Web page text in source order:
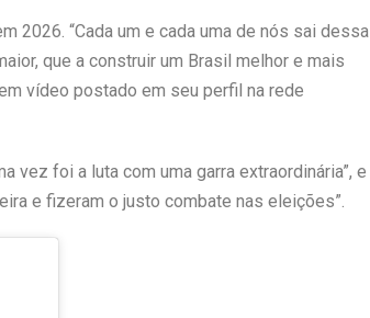
2026. “Cada um e cada uma de nós sai dessa
que a construir um Brasil melhor e mais
vídeo postado em seu perfil na rede
vez foi a luta com uma garra extraordinária”, e
e fizeram o justo combate nas eleições”.